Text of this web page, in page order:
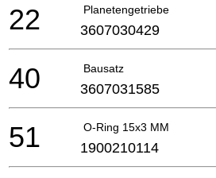
Planetengetriebe
22 3607030429
Bausatz
40 3607031585
O-Ring 15x3 MM
51 1900210114